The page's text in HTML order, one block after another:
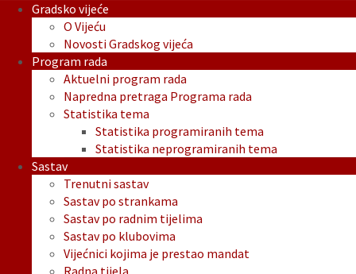
Gradsko vijeće
O Vijeću
Novosti Gradskog vijeća
Program rada
Aktuelni program rada
Napredna pretraga Programa rada
Statistika tema
Statistika programiranih tema
Statistika neprogramiranih tema
Sastav
Trenutni sastav
Sastav po strankama
Sastav po radnim tijelima
Sastav po klubovima
Vijećnici kojima je prestao mandat